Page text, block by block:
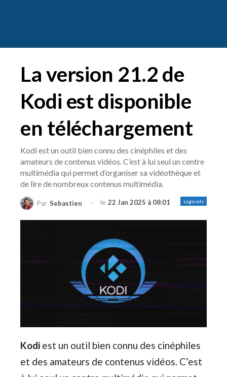
La version 21.2 de
Kodi est disponible
en téléchargement
Kodi est un outil bien connu des cinéphiles et des
amateurs de contenus vidéos. C’est à lui seul un centre
multimédia qui permet d’organiser sa vidéothèque et
de lire de nombreux contenus multimédia.
Logiciels
Par Sebastien le 22 Jan 2025 à 08:01
Kodi est un outil bien connu des cinéphiles
et des amateurs de contenus vidéos. C’est